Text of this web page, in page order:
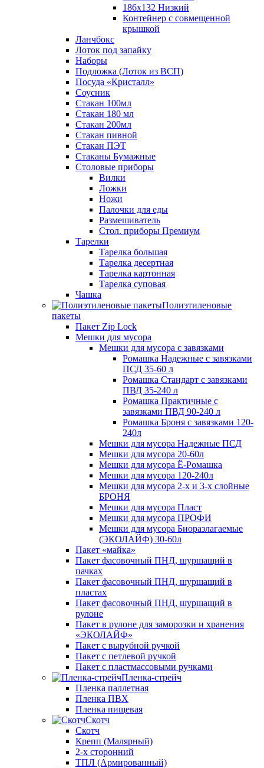
186х132 Низкий
Контейнер с совмещенной
крышкой
Ланчбокс
Лоток под запайку
Наборы
Подложка (Лоток из ВСП)
Посуда «Кристалл»
Соусник
Стакан 100мл
Стакан 180 мл
Стакан 200мл
Стакан пивной
Стакан ПЭТ
Стаканы Бумажные
Столовые приборы
Вилки
Ложки
Ножи
Палочки для еды
Размешиватель
Стол. приборы Премиум
Тарелки
Тарелка большая
Тарелка десертная
Тарелка картонная
Тарелка суповая
Чашка
Полиэтиленовые
пакеты
Пакет Zip Lock
Мешки для мусора
Мешки для мусора с завязками
Ромашка Надежные с завязками
ПСД 35-60 л
Ромашка Стандарт с завязками
ПВД 35-240 л
Ромашка Практичные с
завязками ПВД 90-240 л
Ромашка Броня с завязками 120-
240л
Мешки для мусора Надежные ПСД
Мешки для мусора 20-60л
Мешки для мусора Ё-Ромашка
Мешки для мусора 120-240л
Мешки для мусора 2-х и 3-х слойные
БРОНЯ
Мешки для мусора Пласт
Мешки для мусора ПРОФИ
Мешки для мусора Биоразлагаемые
(ЭКОЛАЙФ) 30-60л
Пакет «майка»
Пакет фасовочный ПНД, шуршащий в
пачках
Пакет фасовочный ПНД, шуршащий в
пластах
Пакет фасовочный ПНД, шуршащий в
рулоне
Пакет в рулоне для заморозки и хранения
«ЭКОЛАЙФ»
Пакет с вырубной ручкой
Пакет с петлевой ручкой
Пакет с пластмассовыми ручками
Пленка-стрейч
Пленка паллетная
Пленка ПВХ
Пленка пищевая
Скотч
Скотч
Крепп (Малярный)
2-х сторонний
ТПЛ (Армированный)